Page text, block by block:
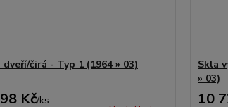
dveří/čirá - Typ 1 (1964 » 03)
Kč/ks
Skla
» 03)
10